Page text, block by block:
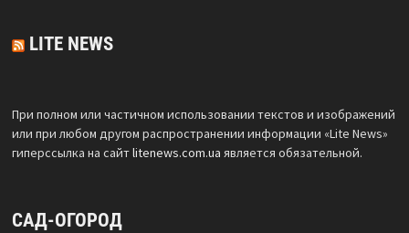
LITE NEWS
При полном или частичном использовании текстов и изображений
или при любом другом распространении информации «Lite News»
гиперссылка на сайтlitenews.com.ua является обязательной.
САД-ОГОРОД